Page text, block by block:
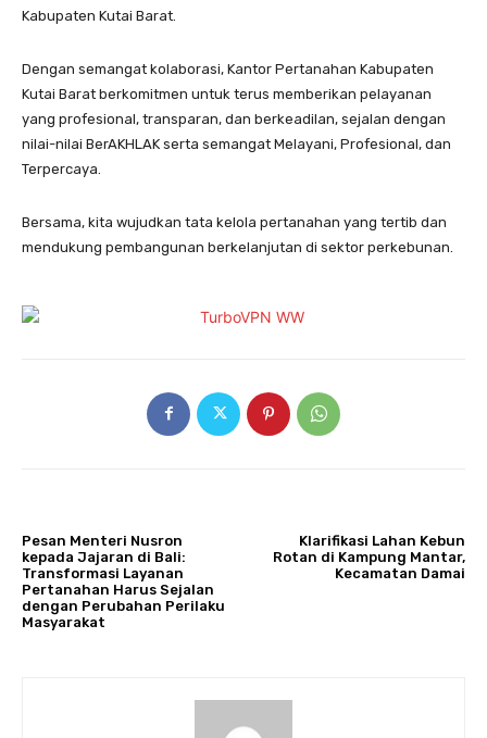
Kabupaten Kutai Barat.
Dengan semangat kolaborasi, Kantor Pertanahan Kabupaten
Kutai Barat berkomitmen untuk terus memberikan pelayanan
yang profesional, transparan, dan berkeadilan, sejalan dengan
nilai-nilai BerAKHLAK serta semangat Melayani, Profesional, dan
Terpercaya.
Bersama, kita wujudkan tata kelola pertanahan yang tertib dan
mendukung pembangunan berkelanjutan di sektor perkebunan.
Pesan Menteri Nusron
kepada Jajaran di Bali:
Transformasi Layanan
Pertanahan Harus Sejalan
dengan Perubahan Perilaku
Masyarakat
Klarifikasi Lahan Kebun
Rotan di Kampung Mantar,
Kecamatan Damai